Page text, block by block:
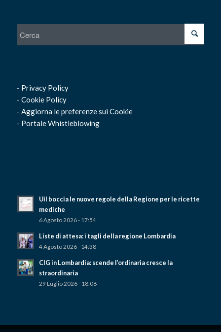
- Privacy Policy
- Cookie Policy
- Aggiorna le preferenze sui Cookie
- Portale Whistleblowing
Uil boccia le nuove regole della Regione per le ricette
mediche
6 Agosto 2026 - 17:54
Liste di attesa: i tagli della regione Lombardia
4 Agosto 2026 - 14:38
CIG in Lombardia: scende l’ordinaria cresce la
straordinaria
29 Luglio 2026 - 18:06